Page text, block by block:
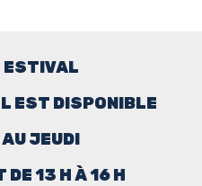
ESTIVAL
EST DISPONIBLE
AU JEUDI
DE 13 H À 16 H